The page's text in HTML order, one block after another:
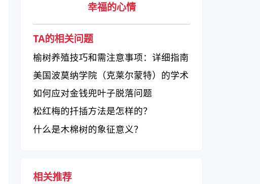
幸福的心情
TA的相关问题
榆树养殖技巧和需注意事项：详细指南
美国波莫纳学院（克莱尔蒙特）的学术
卓越和友好学术氛围
如何应对金钱兜叶子脱落问题
松红梅的扦插方法是怎样的？
什么是木棉树的象征意义？
相关推荐